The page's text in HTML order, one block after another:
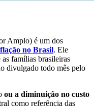
Amplo) é um dos
no Brasil. Ele
famílias brasileiras
divulgado todo mês pelo
ou a diminuição no custo
como referência das